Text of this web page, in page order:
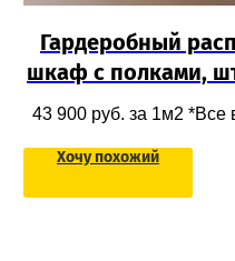
Гардеробный
шкаф с полками,
стеклянными
43 900 руб. за 1м2 *Все
Хочу похожий